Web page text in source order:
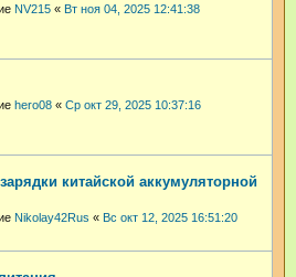
NV215 « Вт ноя 04, 2025 12:41:38
hero08 « Ср окт 29, 2025 10:37:16
китайской аккумуляторной
Nikolay42Rus « Вс окт 12, 2025 16:51:20